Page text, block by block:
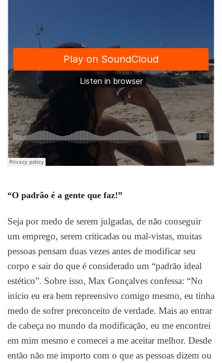
“O padrão é a gente que faz!”
Seja por medo de serem julgadas, de não conseguir
um emprego, serem criticadas ou mal-vistas, muitas
pessoas pensam duas vezes antes de modificar seu
corpo e sair do que é considerado um “padrão ideal
estético”. Sobre isso, Max Gonçalves confessa: “No
início eu era bem repreensivo comigo mesmo, eu tinha
medo de sofrer preconceito de verdade. Mais ao entrar
de cabeça no mundo da modificação, eu me encontrei
em mim mesmo e comecei a me aceitar melhor. Desde
então não me importo com o que as pessoas dizem ou